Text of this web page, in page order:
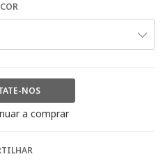
COR
NOS
a comprar